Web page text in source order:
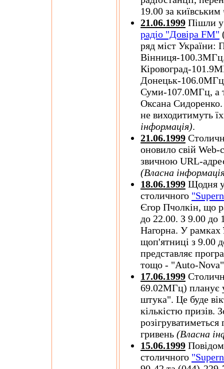
19.00 за
21.06.1999 Пішли у
радіо "Довіра FM"
ряд міст України:
Вінниця-
Кіровоград-
Донецьк-
Суми-107.0МГц, а
Оксана
не виходитимуть
інформація).
21.06.1999
оновило свій
звичною URL-
(Власна
18.06.1999 Щодня у
столичного
Єгор Пчолкін, що
до 22.00. З 9.00 до
Нагорна. У рамках
щоп'ятниці з 9.00
представляє
тощо - "Auto-
17.06.1999
69.02МГц) планує
штука". Це буде
кількістю призів.
гривень (Власна
15.06.1999
столичного